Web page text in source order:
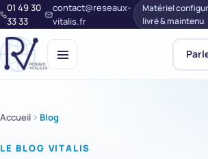
01 49 30
33 33
contact@reseaux-
vitalis.fr
Matériel
livré & maintenu
Accueil Blog
LE BLOG VITALIS